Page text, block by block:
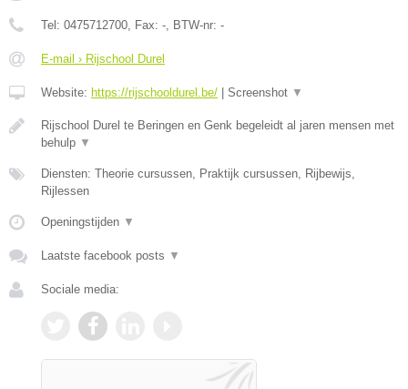
Tel: 0475712700, Fax: -, BTW-nr: -
E-mail › Rijschool Durel
Website: https://rijschooldurel.be/ Screenshot ▼
Rijschool Durel te Beringen en Genk begeleidt al jaren mensen met
behulp ▼
Diensten: Theorie cursussen, Praktijk cursussen, Rijbewijs,
Rijlessen
Openingstijden ▼
Laatste facebook posts ▼
Sociale media: